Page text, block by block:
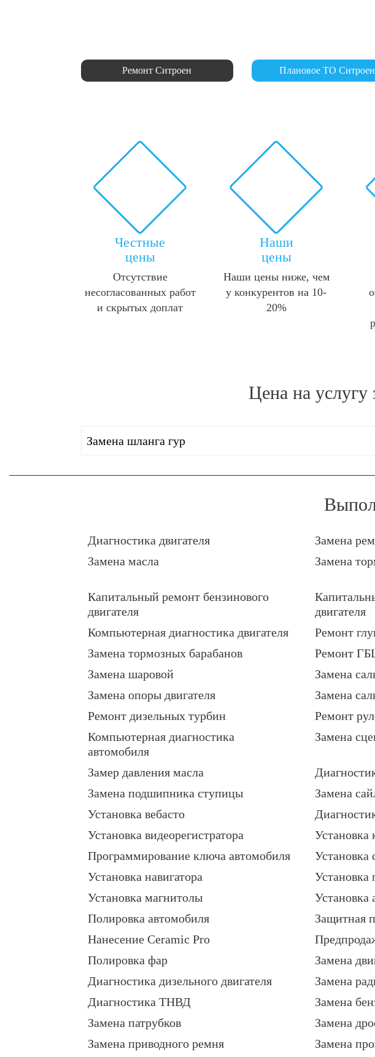
Ремонт Ситроен Плановое ТО Ситроен
Честные
цены
Отсутствие
несогласованных работ
и скрытых доплат
Наши
цены
Наши цены ниже, чем
у конкурентов на 10-
20%
Цена на услугу
Замена шланга гур
Диагностика двигателя Замена
Замена масла
Замена
Капитальный ремонт бензинового
двигателя
двигателя
Компьютерная диагностика двигателя Ремонт
Замена тормозных барабанов
Ремонт
Замена шаровой
Замена
Замена опоры двигателя
Замена
Ремонт дизельных турбин
Ремонт
Компьютерная диагностика
автомобиля
Замена
Замер давления масла
Замена подшипника ступицы
Замена
Установка вебасто
Установка видеорегистратора
Установка
Программирование ключа автомобиля
Установка
Установка навигатора
Установка
Установка магнитолы
Установка
Полировка автомобиля
Защитная
Нанесение Ceramic Pro
Полировка фар
Замена
Диагностика дизельного двигателя
Замена
Диагностика ТНВД
Замена
Замена патрубков
Замена
Замена приводного ремня
Замена